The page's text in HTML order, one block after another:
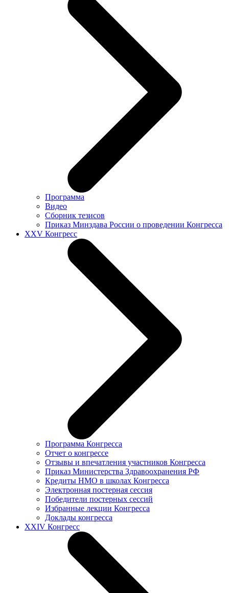
Программа
Видео
Сборник тезисов
Приказ Минздава России о проведении Конгресса
XXV Конгресс
Программа Конгресса
Отчет о конгрессе
Отзывы и впечатления участников Конгресса
Приказ Министерства Здравоохранения РФ
Кредиты НМО в школах Конгресса
Электронная постерная сессия
Победители постерных сессий
Избранные лекции Конгресса
Доклады конгресса
XXIV Конгресс